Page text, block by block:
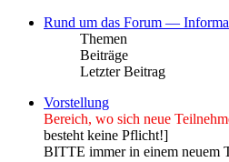
Rund um das Forum —
Themen
Beiträge
Letzter Beitrag
Vorstellung
Bereich, wo sich neue
besteht keine Pflicht!]
BITTE immer in einem neuem